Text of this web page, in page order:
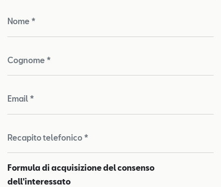
Nome *
Cognome *
Email *
Recapito telefonico *
Formula di acquisizione del consenso
dell'interessato